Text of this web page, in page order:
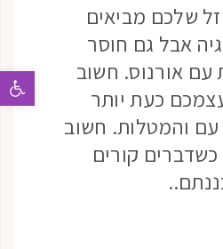
שלכם מביאים
אבל גם חוסר
עם אורנוס. חשוב
כעת יותר
עם והמטלות. חשוב
קורים